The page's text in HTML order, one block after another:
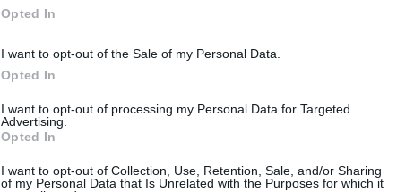
Opted In
I want to opt-out of the Sale of my Personal Data.
Opted In
I want to opt-out of processing my Personal Data for Targeted
Advertising.
Opted In
I want to opt-out of Collection, Use, Retention, Sale, and/or Sharing
of my Personal Data that Is Unrelated with the Purposes for which it